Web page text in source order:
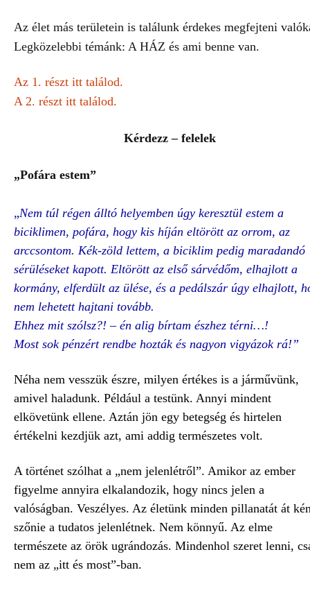
Az élet más területein is találunk érdekes megfejteni
Legközelebbi témánk: A HÁZ és ami benne van.
Az 1. részt itt találod.
A 2. részt itt találod.
Kérdezz – felelek
„Pofára estem”
„Nem túl régen álltó helyemben úgy keresztül estem a
biciklimen, pofára, hogy kis híján eltörött az orrom, az
arccsontom. Kék-zöld lettem, a biciklim pedig maradandó
sérüléseket kapott. Eltörött az első sárvédőm, elhajlott a
kormány, elferdült az ülése, és a pedálszár úgy elhajlott,
nem lehetett hajtani tovább.
Ehhez mit szólsz?! – én alig bírtam észhez térni…!
Most sok pénzért rendbe hozták és nagyon vigyázok rá!”
Néha nem vesszük észre, milyen értékes is a járművünk,
amivel haladunk. Például a testünk. Annyi mindent
elkövetünk ellene. Aztán jön egy betegség és hirtelen
értékelni kezdjük azt, ami addig természetes volt.
A történet szólhat a „nem jelenlétről”. Amikor az ember
figyelme annyira elkalandozik, hogy nincs jelen a
valóságban. Veszélyes. Az életünk minden pillanatát át
szőnie a tudatos jelenlétnek. Nem könnyű. Az elme
természete az örök ugrándozás. Mindenhol szeret lenni,
nem az „itt és most”-ban.